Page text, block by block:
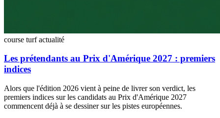
course turfactualité
Les prétendants au Prix d'Amérique 2027 : premiers
indices
Alors que l'édition 2026 vient à peine de livrer son verdict, les
premiers indices sur les candidats au Prix d'Amérique 2027
commencent déjà à se dessiner sur les pistes européennes.